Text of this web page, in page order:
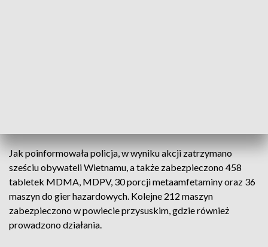
Jak poinformowała policja, w wyniku akcji zatrzymano
sześciu obywateli Wietnamu, a także zabezpieczono 458
tabletek MDMA, MDPV, 30 porcji metaamfetaminy oraz 36
maszyn do gier hazardowych. Kolejne 212 maszyn
zabezpieczono w powiecie przysuskim, gdzie również
prowadzono działania.